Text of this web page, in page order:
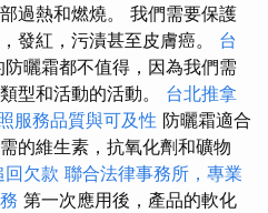
過熱和燃燒。 我們需要保護
發紅，污漬甚至皮膚癌。 台
防曬霜都不值得，因為我們需
型和活動的活動。 台北推拿
服務品質與可及性 防曬霜適合
的維生素，抗氧化劑和礦物
回欠款 聯合法律事務所，專業
第一次應用後，產品的軟化